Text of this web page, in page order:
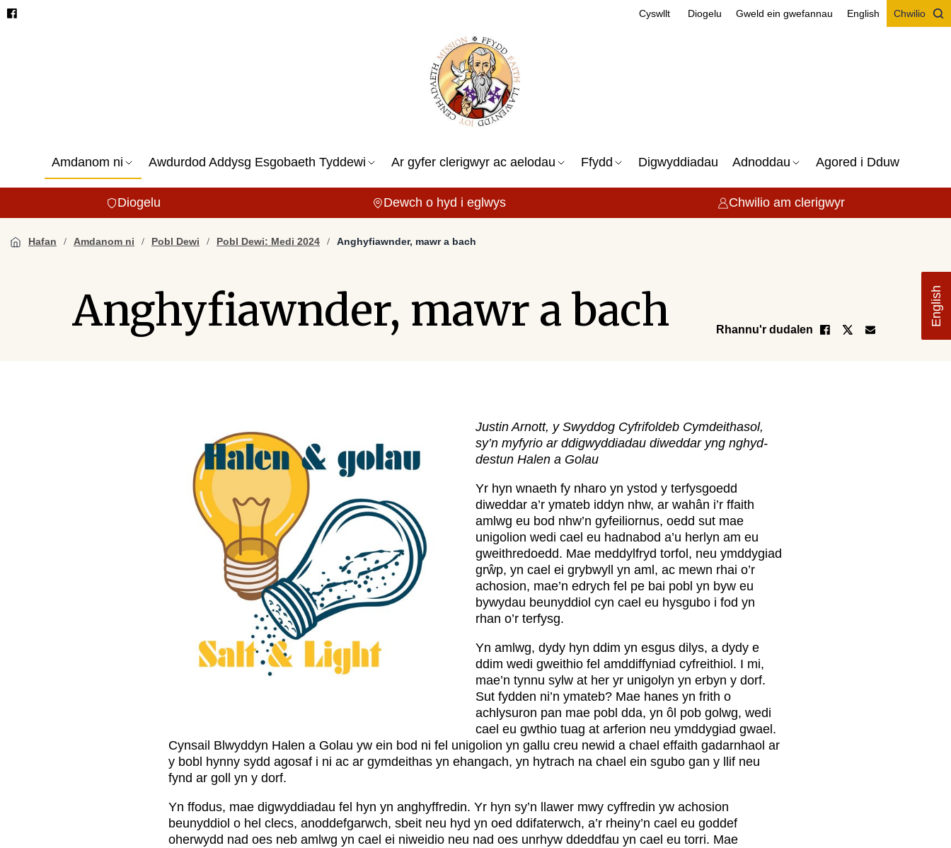
English
Cyswllt Diogelu Gweld ein gwefannau English Chwilio
Amdanom ni Awdurdod Addysg Esgobaeth Tyddewi Ar gyfer clerigwyr ac aelodau Ffydd Digwyddiadau Adnoddau Agored i Dduw
Diogelu Dewch o hyd i eglwys Chwilio am clerigwyr
Hafan Amdanom ni Pobl Dewi Pobl Dewi: Medi 2024 Anghyfiawnder, mawr a bach
Anghyfiawnder, mawr a bach Rhannu'r dudalen
Justin Arnott, y Swyddog Cyfrifoldeb Cymdeithasol,
sy’n myfyrio ar ddigwyddiadau diweddar yng nghyd-
destun Halen a Golau
Yr hyn wnaeth fy nharo yn ystod y terfysgoedd
diweddar a’r ymateb iddyn nhw, ar wahân i’r ffaith
amlwg eu bod nhw’n gyfeiliornus, oedd sut mae
unigolion wedi cael eu hadnabod a’u herlyn am eu
gweithredoedd. Mae meddylfryd torfol, neu ymddygiad
grŵp, yn cael ei grybwyll yn aml, ac mewn rhai o’r
achosion, mae’n edrych fel pe bai pobl yn byw eu
bywydau beunyddiol cyn cael eu hysgubo i fod yn
rhan o’r terfysg.
Yn amlwg, dydy hyn ddim yn esgus dilys, a dydy e
ddim wedi gweithio fel amddiffyniad cyfreithiol. I mi,
mae’n tynnu sylw at her yr unigolyn yn erbyn y dorf.
Sut fydden ni’n ymateb? Mae hanes yn frith o
achlysuron pan mae pobl dda, yn ôl pob golwg, wedi
cael eu gwthio tuag at arferion neu ymddygiad gwael.
Cynsail Blwyddyn Halen a Golau yw ein bod ni fel unigolion yn gallu creu newid a chael effaith gadarnhaol ar
y bobl hynny sydd agosaf i ni ac ar gymdeithas yn ehangach, yn hytrach na chael ein sgubo gan y llif neu
fynd ar goll yn y dorf.
Yn ffodus, mae digwyddiadau fel hyn yn anghyffredin. Yr hyn sy’n llawer mwy cyffredin yw achosion
beunyddiol o hel clecs, anoddefgarwch, sbeit neu hyd yn oed ddifaterwch, a’r rheiny’n cael eu goddef
oherwydd nad oes neb amlwg yn cael ei niweidio neu nad oes unrhyw ddeddfau yn cael eu torri. Mae